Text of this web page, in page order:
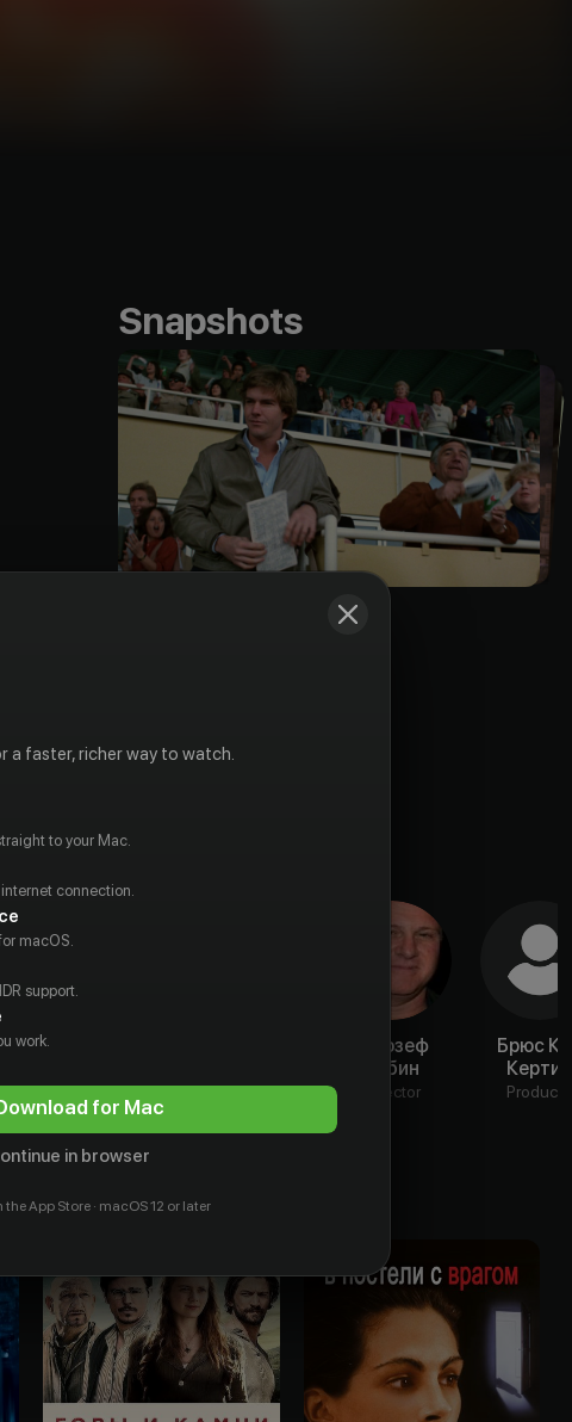
Snapshots
Actor Actor
Джозеф
Рубин
Director
Брюс
Кертис
Producer
a faster, richer way to watch.
to your Mac.
connection.
macOS.
support.
work.
for Mac
in browser
App Store · macOS 12 or later